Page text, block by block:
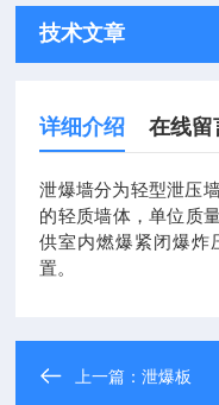
技术文章
详细介绍 在线留
泄爆墙分为轻型泄压
的轻质墙体，单位质
供室内燃爆紧闭爆炸
置。
上一篇：泄爆板